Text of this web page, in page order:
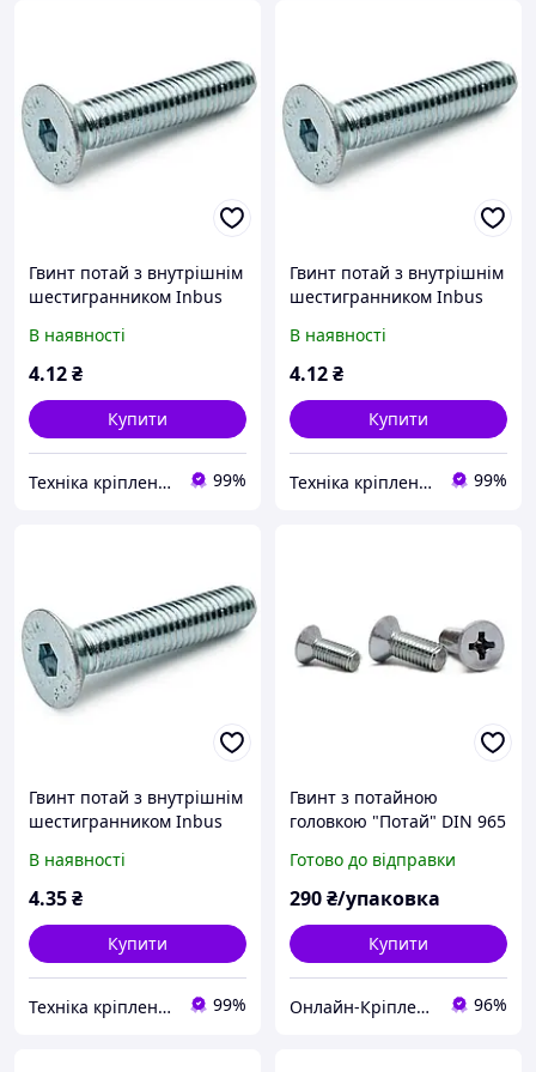
Гвинт потай з внутрішнім
шестигранником Inbus
цинк
В наявності
4.12₴
Купити
Техніка кріплення "Метрекс Київ" 99%
Гвинт потай з внутрішнім
шестигранником Inbus
цинк
В наявності
4.12₴
Купити
Техніка кріплення "Метрекс Київ" 99%
Гвинт потай з внутрішнім
шестигранником Inbus
цинк
В наявності
4.35₴
Купити
Техніка кріплення "Метрекс Київ" 99%
Гвинт з потайною
головкою "Потай" DIN 965
Готово до відправки
290₴/упаковка
Купити
Онлайн-Кріплення 96%